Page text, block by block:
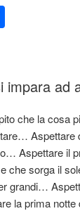
di
vi
di
impara ad
che la cosa
Aspettare il
che sorga il
grandi…
la prima